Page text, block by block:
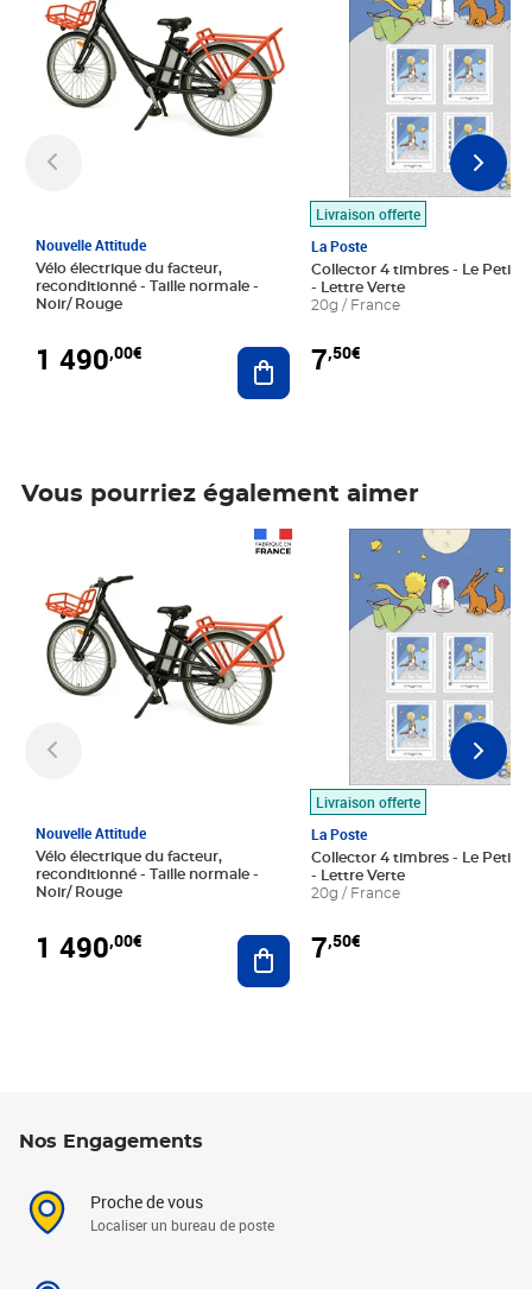
Nouvelle Attitude
Vélo électrique du facteur,
reconditionné - Taille normale -
Noir/ Rouge
1 490,00€ Ajouter au panier
Livraison offerte
La Poste
Collector 4 timbres - Le Petit
- Lettre Verte
20g / France
7,50€
Vous pourriez également aimer
Nouvelle Attitude
Vélo électrique du facteur,
reconditionné - Taille normale -
Noir/ Rouge
1 490,00€ Ajouter au panier
Livraison offerte
La Poste
Collector 4 timbres - Le Petit
- Lettre Verte
20g / France
7,50€
Prix 7,50€
Nos Engagements
Proche de vous
Localiser un bureau de poste